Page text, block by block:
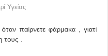
Υγείας
παίρνετε φάρμακα , γιατί
.